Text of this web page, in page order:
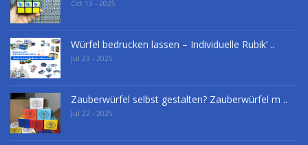
Oct 13 - 2025
Würfel bedrucken lassen – Individuelle Rubik’ ..
Jul 23 - 2025
Zauberwürfel selbst gestalten? Zauberwürfel m ..
Jul 22 - 2025